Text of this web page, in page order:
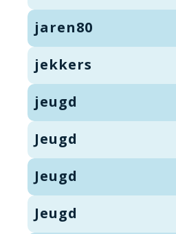
jaren80
jekkers
jeugd
Jeugd
Jeugd
Jeugd